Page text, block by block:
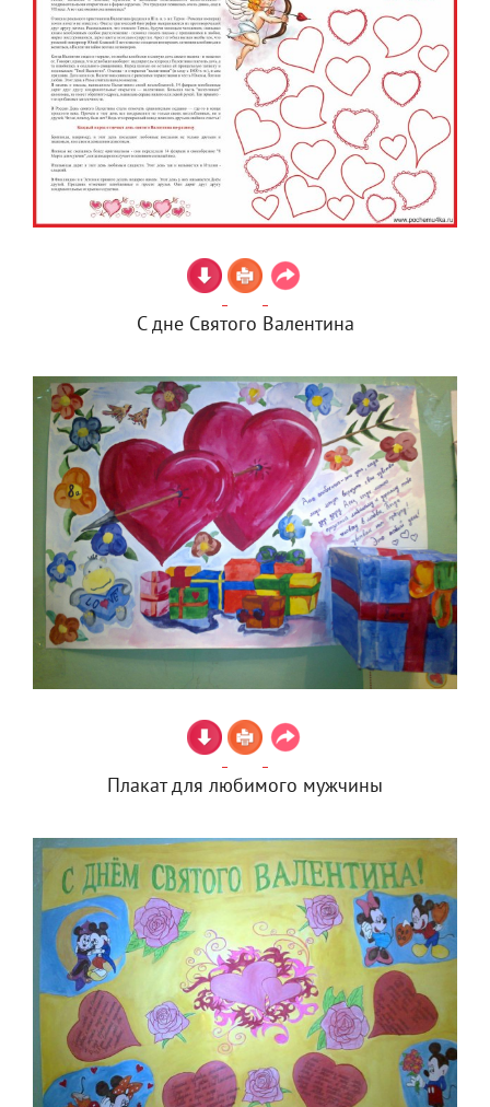
С дне Святого Валентина
Плакат для любимого мужчины